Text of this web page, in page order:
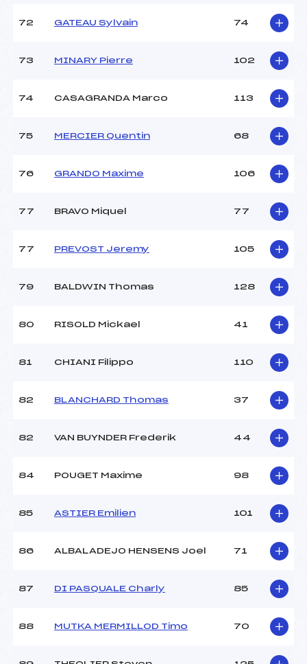
72 GATEAU Sylvain 74
73 MINARY Pierre 102
74 CASAGRANDA Marco 113
75 MERCIER Quentin 68
76 GRANDO Maxime 106
77 BRAVO Miquel 77
77 PREVOST Jeremy 105
79 BALDWIN Thomas 128
80 RISOLD Mickael 41
81 CHIANI Filippo 110
82 BLANCHARD Thomas 37
82 VAN BUYNDER Frederik 44
84 POUGET Maxime 98
85 ASTIER Emilien 101
86 ALBALADEJO HENSENS Joel 71
87 DI PASQUALE Charly 85
88 MUTKA MERMILLOD Timo 70